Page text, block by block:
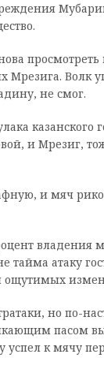
Мрезига. Волк
не смог.
казанского
и Мрезиг,
и мяч
владения
тайма атаку
ощутимых
но по-
пасом
успел к мячу